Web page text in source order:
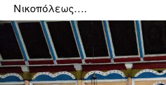
Νικοπόλεως….